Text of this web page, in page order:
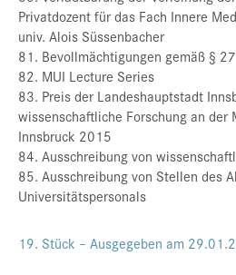
Privatdozent für das Fach Innere
univ. Alois Süssenbacher
81. Bevollmächtigungen gemäß §
82. MUI Lecture Series
83. Preis der Landeshauptstadt
wissenschaftliche Forschung an der
Innsbruck 2015
84. Ausschreibung von
85. Ausschreibung von Stellen des
Universitätspersonals
19. Stück – Ausgegeben am